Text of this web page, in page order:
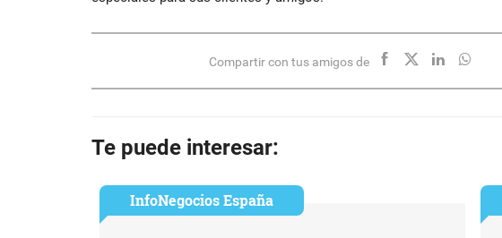
Compartir con tus amigos de
Te puede interesar:
InfoNegocios España